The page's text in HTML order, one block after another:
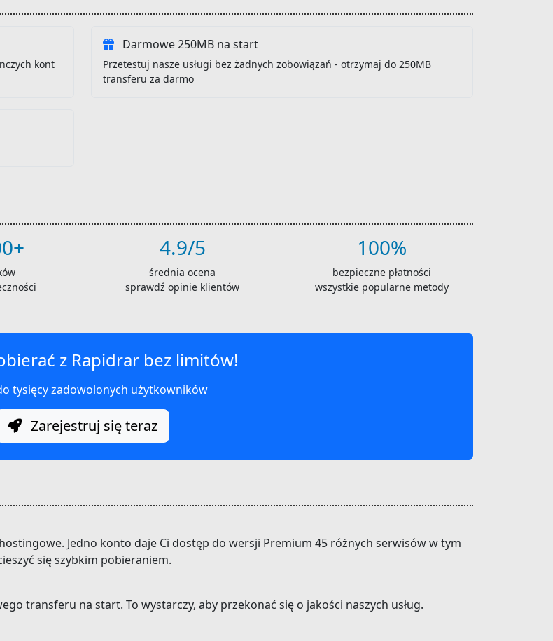
kont
Darmowe 250MB na start
Przetestuj nasze usługi bez żadnych zobowiązań - otrzymaj do 250MB
transferu za darmo
4.9/5
średnia ocena
sprawdź opinie klientów
100%
bezpieczne płatności
wszystkie popularne metody
z Rapidrar bez limitów!
tysięcy zadowolonych użytkowników
Zarejestruj się teraz
Jedno konto daje Ci dostęp do wersji Premium 45 różnych serwisów w tym
się szybkim pobieraniem.
transferu na start. To wystarczy, aby przekonać się o jakości naszych usług.